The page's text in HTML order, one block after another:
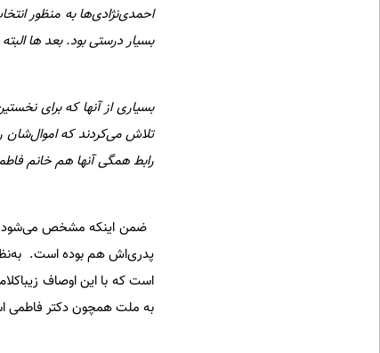
احمدی‌نژادی‌ها به منظور
بسیار درستی بود. بعد ها
بسیاری از آنها که برای
رابط همگی آنها هم خانم
ضمن اینکه مشخص می‌شود در
پدری‌اش هم بوده است.
است که با این اوصاف
به ملت همچون دکتر فاطمی